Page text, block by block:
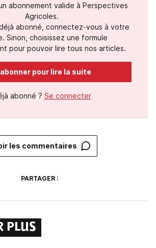
abonnement valide à Perspectives
Agricoles.
abonné, connectez-vous à votre
Sinon, choisissez une formule
pour pouvoir lire tous nos articles.
pour lire la suite
abonné ? Se connecter
les commentaires
PARTAGER :
PLUS